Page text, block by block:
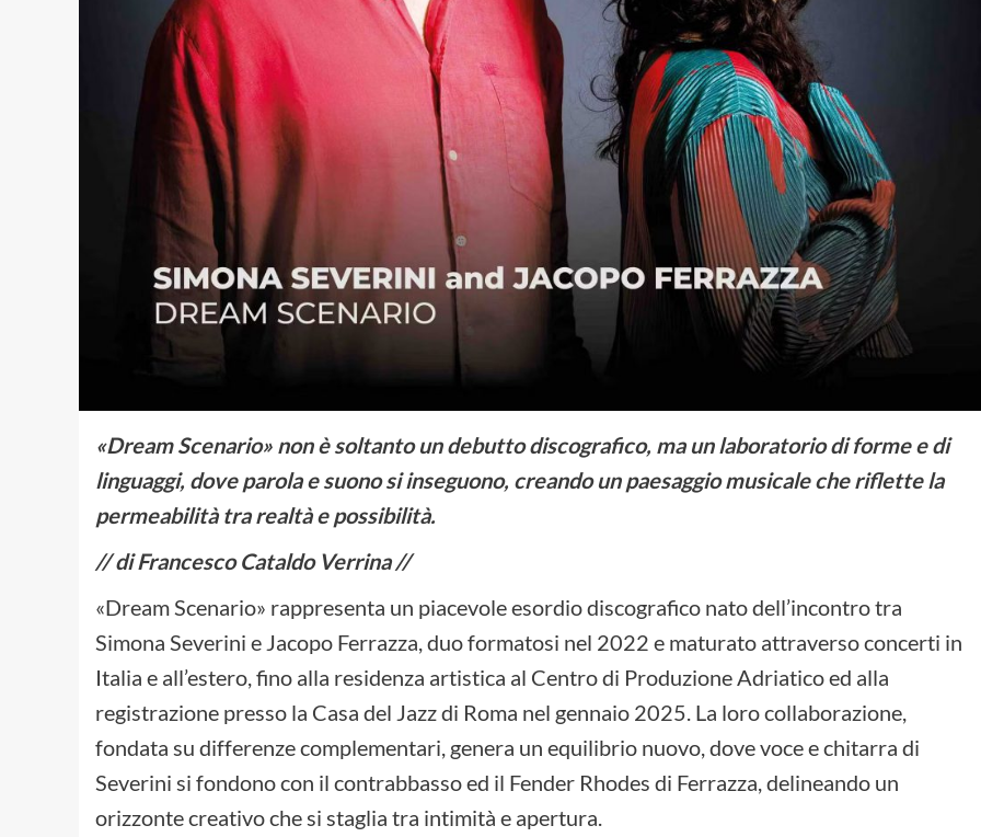
«Dream Scenario» non è soltanto un debutto discografico, ma un laboratorio di forme e di
linguaggi, dove parola e suono si inseguono, creando un paesaggio musicale che riflette la
permeabilità tra realtà e possibilità.
// di Francesco Cataldo Verrina //
«Dream Scenario» rappresenta un piacevole esordio discografico nato dell’incontro tra
Simona Severini e Jacopo Ferrazza, duo formatosi nel 2022 e maturato attraverso concerti in
Italia e all’estero, fino alla residenza artistica al Centro di Produzione Adriatico ed alla
registrazione presso la Casa del Jazz di Roma nel gennaio 2025. La loro collaborazione,
fondata su differenze complementari, genera un equilibrio nuovo, dove voce e chitarra di
Severini si fondono con il contrabbasso ed il Fender Rhodes di Ferrazza, delineando un
orizzonte creativo che si staglia tra intimità e apertura.